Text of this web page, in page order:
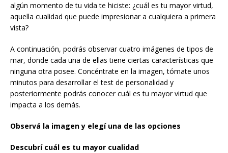
algún momento de tu vida te hiciste: ¿cuál es tu mayor virtud,
aquella cualidad que puede impresionar a cualquiera a primera
vista?
A continuación, podrás observar cuatro imágenes de tipos de
mar, donde cada una de ellas tiene ciertas características que
ninguna otra posee. Concéntrate en la imagen, tómate unos
minutos para desarrollar el test de personalidad y
posteriormente podrás conocer cuál es tu mayor virtud que
impacta a los demás.
Observá la imagen y elegí una de las opciones
Descubrí cuál es tu mayor cualidad